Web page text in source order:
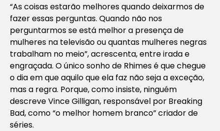
“As coisas estarão melhores quando deixarmos de
fazer essas perguntas. Quando não nos
perguntarmos se está melhor a presença de
mulheres na televisão ou quantas mulheres negras
trabalham no meio”, acrescenta, entre irada e
engraçada. O único sonho de Rhimes é que chegue
o dia em que aquilo que ela faz não seja a exceção,
mas a regra. Porque, como insiste, ninguém
descreve Vince Gilligan, responsável por Breaking
Bad, como “o melhor homem branco” criador de
séries.